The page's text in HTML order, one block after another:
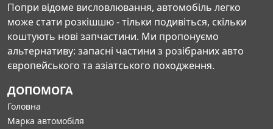
Попри відоме висловлювання, автомобіль легко
може стати розкішшю - тільки подивіться, скільки
коштують нові запчастини. Ми пропонуємо
альтернативу: запасні частини з розібраних авто
європейського та азіатського походження.
ДОПОМОГА
Головна
Марка автомобіля